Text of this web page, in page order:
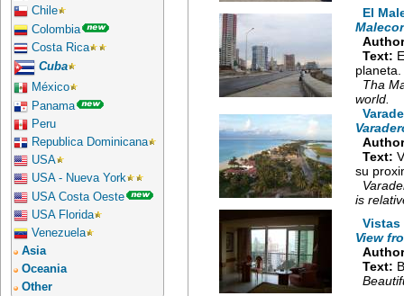
Chile
Colombia
Costa Rica
Cuba
México
Panama
Peru
Republica Dominicana
USA
USA - Nueva York
USA Costa Oeste
USA Florida
Venezuela
Asia
Oceania
Other
El
Text:
planeta.
Tha
world.
Text:
su
is
Vistas
View
Text: